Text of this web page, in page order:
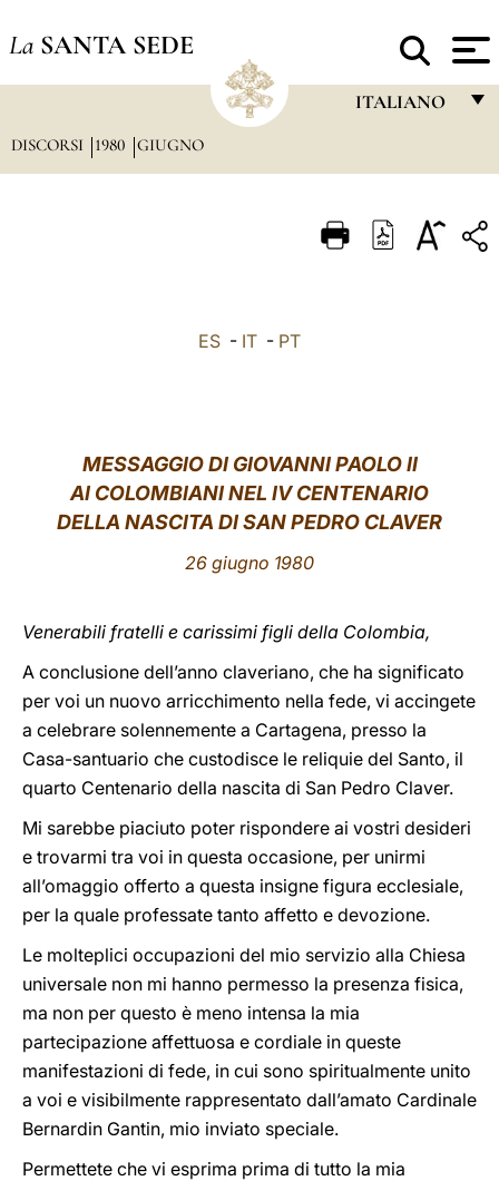
La SANTA SEDE
ITALIANO
ITALIANO
中文
LATINE
DISCORSI 1980 GIUGNO
ES - IT - PT
MESSAGGIO DI GIOVANNI PAOLO II
AI COLOMBIANI NEL IV CENTENARIO
DELLA NASCITA DI SAN PEDRO CLAVER
26 giugno 1980
Venerabili fratelli e carissimi figli della Colombia,
A conclusione dell’anno claveriano, che ha significato
per voi un nuovo arricchimento nella fede, vi accingete
a celebrare solennemente a Cartagena, presso la
Casa-santuario che custodisce le reliquie del Santo, il
quarto Centenario della nascita di San Pedro Claver.
Mi sarebbe piaciuto poter rispondere ai vostri desideri
e trovarmi tra voi in questa occasione, per unirmi
all’omaggio offerto a questa insigne figura ecclesiale,
per la quale professate tanto affetto e devozione.
Le molteplici occupazioni del mio servizio alla Chiesa
universale non mi hanno permesso la presenza fisica,
ma non per questo è meno intensa la mia
partecipazione affettuosa e cordiale in queste
manifestazioni di fede, in cui sono spiritualmente unito
a voi e visibilmente rappresentato dall’amato Cardinale
Bernardin Gantin, mio inviato speciale.
Permettete che vi esprima prima di tutto la mia